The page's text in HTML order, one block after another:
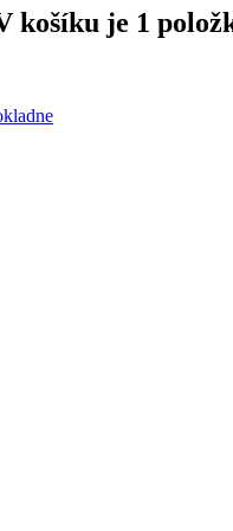
košíku je 1